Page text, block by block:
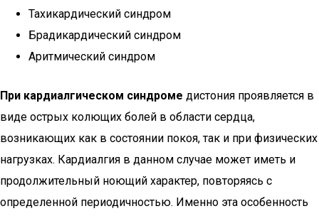
Тахикардический синдром
Брадикардический синдром
Аритмический синдром
При кардиалгическом синдроме дистония проявляется в
виде острых колющих болей в области сердца,
возникающих как в состоянии покоя, так и при физических
нагрузках. Кардиалгия в данном случае может иметь и
продолжительный ноющий характер, повторяясь с
определенной периодичностью. Именно эта особенность